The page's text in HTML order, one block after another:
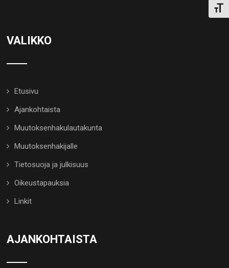
VALIKKO
Etusivu
Ajankohtaista
Muutoksenhakulautakunta
Muutoksenhakijalle
Tietosuoja ja julkisuus
Oikeustapauksia
Linkit
AJANKOHTAISTA